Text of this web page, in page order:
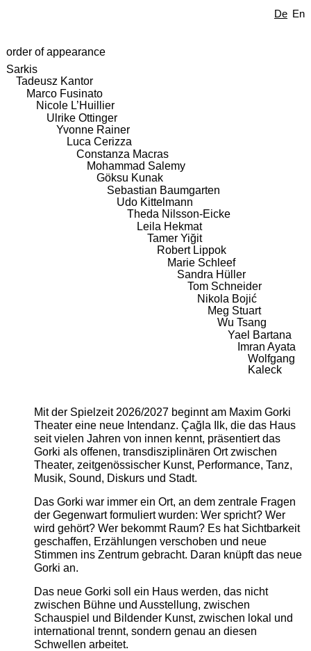
De En
order of appearance
Sarkis
Tadeusz Kantor
Marco Fusinato
Nicole L’Huillier
Ulrike Ottinger
Yvonne Rainer
Luca Cerizza
Constanza Macras
Mohammad Salemy
Göksu Kunak
Sebastian Baumgarten
Udo Kittelmann
Theda Nilsson-Eicke
Leila Hekmat
Tamer Yiğit
Robert Lippok
Marie Schleef
Sandra Hüller
Tom Schneider
Nikola Bojić
Meg Stuart
Wu Tsang
Yael Bartana
Imran Ayata
Wolfgang
Kaleck
Mit der Spielzeit 2026/2027 beginnt am Maxim Gorki
Theater eine neue Intendanz. Çağla Ilk, die das Haus
seit vielen Jahren von innen kennt, präsentiert das
Gorki als offenen, transdisziplinären Ort zwischen
Theater, zeitgenössischer Kunst, Performance, Tanz,
Musik, Sound, Diskurs und Stadt.
Das Gorki war immer ein Ort, an dem zentrale Fragen
der Gegenwart formuliert wurden: Wer spricht? Wer
wird gehört? Wer bekommt Raum? Es hat Sichtbarkeit
geschaffen, Erzählungen verschoben und neue
Stimmen ins Zentrum gebracht. Daran knüpft das neue
Gorki an.
Das neue Gorki soll ein Haus werden, das nicht
zwischen Bühne und Ausstellung, zwischen
Schauspiel und Bildender Kunst, zwischen lokal und
international trennt, sondern genau an diesen
Schwellen arbeitet.